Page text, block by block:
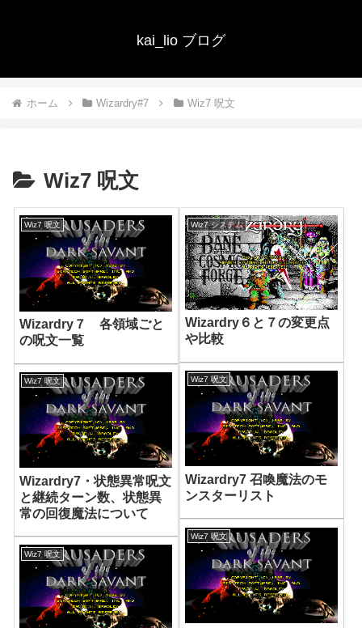
kai_lio ブログ
ホーム Wizardry#7 Wiz7 呪文
Wiz7 呪文
Wiz7 呪文
Wizardry７ 各領域ごと
の呪文一覧
Wiz7 システム
Wizardry６と７の変更点
や比較
Wiz7 呪文
Wizardry7 召喚魔法のモ
ンスターリスト
Wiz7 呪文
Wizardry7・状態異常呪文
と継続ターン数、状態異
常の回復魔法について
Wiz7 呪文
Wiz7 呪文